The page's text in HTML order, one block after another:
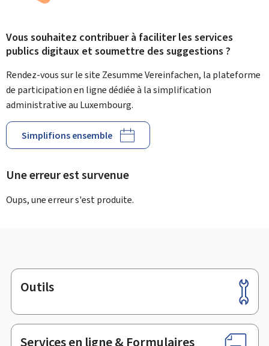
Vous souhaitez contribuer à faciliter les services
publics digitaux et soumettre des suggestions ?
Rendez-vous sur le site Zesumme Vereinfachen, la plateforme
de participation en ligne dédiée à la simplification
administrative au Luxembourg.
Simplifions ensemble
Une erreur est survenue
Oups, une erreur s'est produite.
Pied
de
page
Outils
Services en ligne & Formulaires